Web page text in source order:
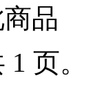
品
1 页。